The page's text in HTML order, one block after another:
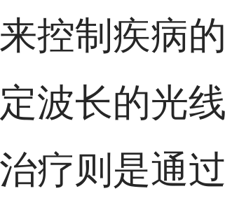
控制疾病
波长的光
疗则是通